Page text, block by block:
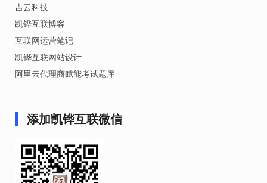
吉云科技
凯铧互联博客
互联网运营笔记
凯铧互联网站设计
阿里云代理商赋能考试题库
添加凯铧互联微信